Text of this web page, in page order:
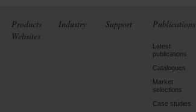
Products
Websites
Industry Support Publications
Latest
publications
Catalogues
Market
selections
Case studies